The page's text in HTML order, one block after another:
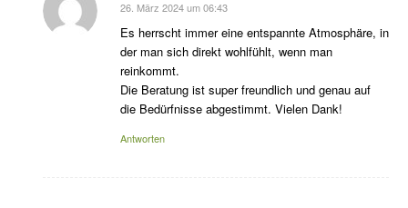
sagte:
26. März 2024 um 06:43
Es herrscht immer eine entspannte Atmosphäre, in
der man sich direkt wohlfühlt, wenn man
reinkommt.
Die Beratung ist super freundlich und genau auf
die Bedürfnisse abgestimmt. Vielen Dank!
Antworten